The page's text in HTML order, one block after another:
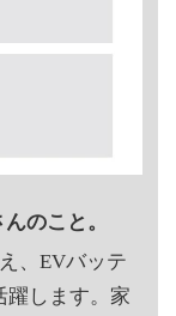
のこと。
、EVバッテ
躍します。家